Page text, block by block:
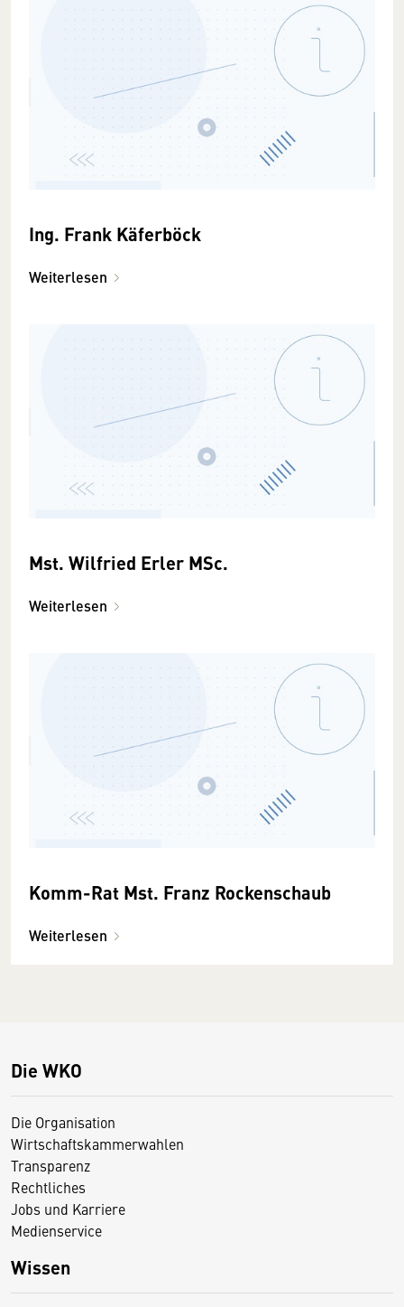
Ing. Frank Käferböck
Weiterlesen
Mst. Wilfried Erler MSc.
Weiterlesen
Komm-Rat Mst. Franz Rockenschaub
Weiterlesen
Die WKO
Die Organisation
Wirtschaftskammerwahlen
Transparenz
Rechtliches
Jobs und Karriere
Medienservice
Wissen